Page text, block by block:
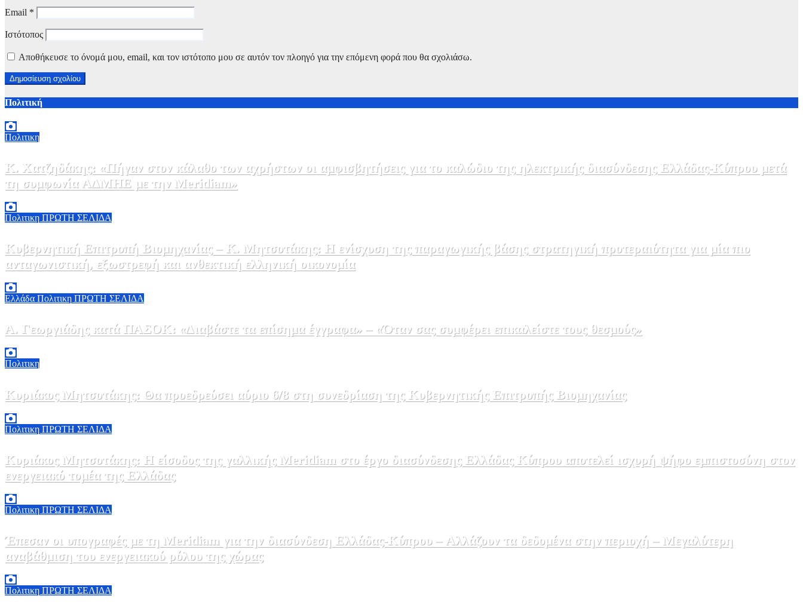
Email *
Ιστότοπος
Αποθήκευσε το όνομά μου, email, και τον ιστότοπο μου σε αυτόν τον πλοηγό για την επόμενη φορά που θα σχολιάσω.
Πολιτική
Πολιτικη
Κ. Χατζηδάκης: «Πήγαν στον κάλαθο των αχρήστων οι αμφισβητήσεις για το καλώδιο της ηλεκτρικής διασύνδεσης Ελλάδας-Κύπρου μετά
τη συμφωνία ΑΔΜΗΕ με την Meridiam»
Πολιτικη ΠΡΩΤΗ ΣΕΛΙΔΑ
Κυβερνητική Επιτροπή Βιομηχανίας – Κ. Μητσοτάκης: Η ενίσχυση της παραγωγικής βάσης στρατηγική προτεραιότητα για μία πιο
ανταγωνιστική, εξωστρεφή και ανθεκτική ελληνική οικονομία
Ελλάδα Πολιτικη ΠΡΩΤΗ ΣΕΛΙΔΑ
Α. Γεωργιάδης κατά ΠΑΣΟΚ: «Διαβάστε τα επίσημα έγγραφα» – «Όταν σας συμφέρει επικαλείστε τους θεσμούς»
Πολιτικη
Κυριάκος Μητσοτάκης: Θα προεδρεύσει αύριο 6/8 στη συνεδρίαση της Κυβερνητικής Επιτροπής Βιομηχανίας
Πολιτικη ΠΡΩΤΗ ΣΕΛΙΔΑ
Κυριάκος Μητσοτάκης: Η είσοδος της γαλλικής Meridiam στο έργο διασύνδεσης Ελλάδας Κύπρου αποτελεί ισχυρή ψήφο εμπιστοσύνη στον
ενεργειακό τομέα της Ελλάδας
Πολιτικη ΠΡΩΤΗ ΣΕΛΙΔΑ
Έπεσαν οι υπογραφές με τη Meridiam για την διασύνδεση Ελλάδας-Κύπρου – Αλλάζουν τα δεδομένα στην περιοχή – Μεγαλύτερη
αναβάθμιση του ενεργειακού ρόλου της χώρας
Πολιτικη ΠΡΩΤΗ ΣΕΛΙΔΑ